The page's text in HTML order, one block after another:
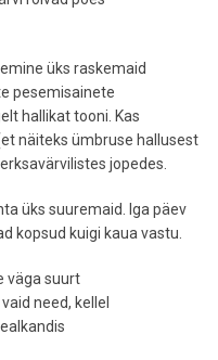
üks raskemaid
pesemisainete
hallikat tooni. Kas
näiteks ümbruse hallusest
jopedes.
üks suuremaid. Iga päev
kopsud kuigi kaua vastu.
väga suurt
need, kellel